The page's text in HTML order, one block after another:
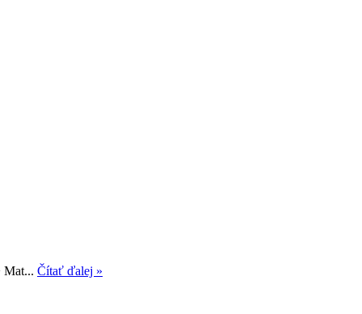
Mat... Čítať ďalej »